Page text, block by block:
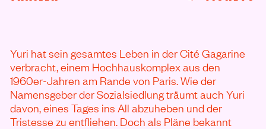
Yuri hat sein gesamtes Leben in der Cité Gagarine
verbracht, einem Hochhauskomplex aus den
1960er-Jahren am Rande von Paris. Wie der
Namensgeber der Sozialsiedlung träumt auch Yuri
davon, eines Tages ins All abzuheben und der
Tristesse zu entfliehen. Doch als Pläne bekannt